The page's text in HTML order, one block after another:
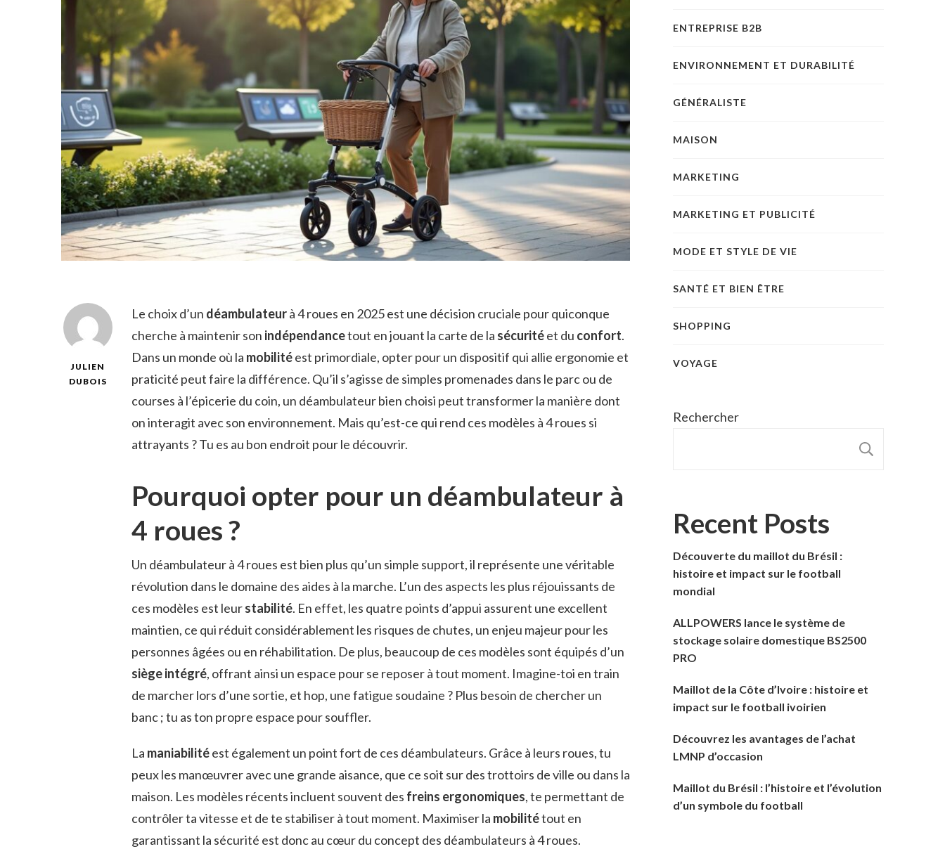
JULIEN
DUBOIS
Le choix d’un déambulateurà 4 roues en 2025 est une décision cruciale pour quiconque
cherche à maintenir son indépendancetout en jouant la carte de la sécuritéet du confort.
Dans un monde où la mobilitéest primordiale, opter pour un dispositif qui allie ergonomie et
praticité peut faire la différence. Qu’il s’agisse de simples promenades dans le parc ou de
courses à l’épicerie du coin, un déambulateur bien choisi peut transformer la manière dont
on interagit avec son environnement. Mais qu’est-ce qui rend ces modèles à 4 roues si
attrayants ? Tu es au bon endroit pour le découvrir.
Pourquoi opter pour un déambulateur à
4 roues ?
Un déambulateur à 4 roues est bien plus qu’un simple support, il représente une véritable
révolution dans le domaine des aides à la marche. L’un des aspects les plus réjouissants de
ces modèles est leurstabilité. En effet, les quatre points d’appui assurent une excellent
maintien, ce qui réduit considérablement les risques de chutes, un enjeu majeur pour les
personnes âgées ou en réhabilitation. De plus, beaucoup de ces modèles sont équipés d’un
siège intégré, offrant ainsi un espace pour se reposer à tout moment. Imagine-toi en train
de marcher lors d’une sortie, et hop, une fatigue soudaine ? Plus besoin de chercher un
banc ; tu as ton propre espace pour souffler.
La maniabilitéest également un point fort de ces déambulateurs. Grâce à leurs roues, tu
peux les manœuvrer avec une grande aisance, que ce soit sur des trottoirs de ville ou dans la
maison. Les modèles récents incluent souvent des freins ergonomiques, te permettant de
contrôler ta vitesse et de te stabiliser à tout moment. Maximiser la mobilitétout en
garantissant la sécurité est donc au cœur du concept des déambulateurs à 4 roues.
ENTREPRISE B2B
ENVIRONNEMENT ET DURABILITÉ
GÉNÉRALISTE
MAISON
MARKETING
MARKETING ET PUBLICITÉ
MODE ET STYLE DE VIE
SANTÉ ET BIEN ÊTRE
SHOPPING
VOYAGE
Rechercher
Recent Posts
Découverte du maillot du Brésil :
histoire et impact sur le football
mondial
ALLPOWERS lance le système de
stockage solaire domestique BS2500
PRO
Maillot de la Côte d’Ivoire : histoire et
impact sur le football ivoirien
Découvrez les avantages de l’achat
LMNP d’occasion
Maillot du Brésil : l’histoire et l’évolution
d’un symbole du football